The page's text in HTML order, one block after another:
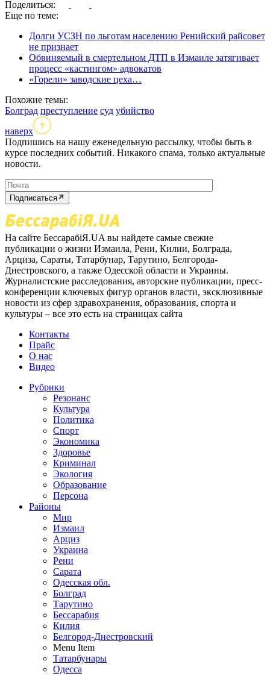
Поделиться:
Еще по теме:
Долги УСЗН по льготам населению Ренийский райсовет
не признает
Обвиняемый в смертельном ДТП в Измаиле затягивает
процесс «кастингом» адвокатов
«Горели» заводские цеха…
Похожие темы:
Болград преступление суд убийство
наверх
Подпишись на нашу еженедельную рассылку, чтобы быть в
курсе последних событий. Никакого спама, только актуальные
новости.
Подписаться
На сайте БессарабіЯ.UA вы найдете самые свежие
публикации о жизни Измаила, Рени, Килии, Болграда,
Арциза, Сараты, Татарбунар, Тарутино, Белгорода-
Днестровского, а также Одесской области и Украины.
Журналистские расследования, авторские публикации, пресс-
конференции ключевых фигур органов власти, эксклюзивные
новости из сфер здравохранения, образования, спорта и
культуры – все это есть на страницах сайта
Контакты
Прайс
О нас
Видео
Рубрики
Резонанс
Культура
Политика
Спорт
Экономика
Здоровье
Криминал
Экология
Образование
Персона
Районы
Мир
Измаил
Арциз
Украина
Рени
Сарата
Одесская обл.
Болград
Тарутино
Бессарабия
Килия
Белгород-Днестровский
Menu Item
Татарбунары
Одесса